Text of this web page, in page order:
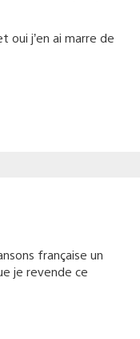
oui j’en ai marre de
française un
je revende ce